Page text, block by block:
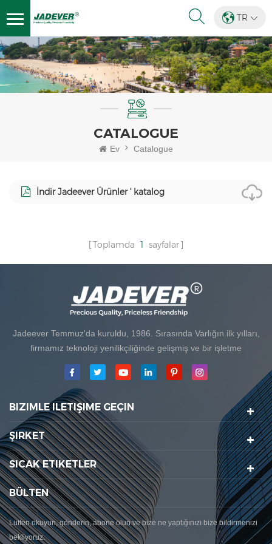
TR
CATALOGUE
Ev Catalogue
İndir Jadeever Ürünler ' katalog
Toplamda 1 sayfalar
Jadeever Temmuz'da kuruldu, 1986. Sırasında Varlığın ilk yılları,
firmamız teknoloji yenilikçiliğinde gelişmiş ve bir işletme
geliştirmektedir. Plan. 1998 yılında firmamız ana kalite hedefine
ulaştı, Ürünlerimizin ilki uluslararası yasal organizasyondan onay
aldı Metroloji. 1999'da, Xiamen Jadeever Ölçek Co, Ltd.kuruldu
Şirketimiz için ana üretim alanı bulunur. Burada. 2006 yılında,
Jadeever'de satın alındı ISO 9001: 2000 Sertifika.
BIZIMLE ILETIŞIME GEÇIN
ŞIRKET
SICAK ETIKETLER
BÜLTEN
Lütfen okuyun, gönderin, abone olun ve bize ne yaptığınızı bize bildirmenizi
bekliyoruz.